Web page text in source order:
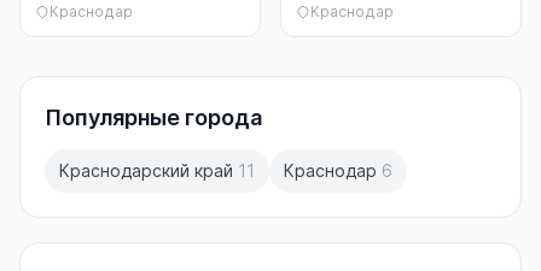
Краснодар
Краснодар
Популярные города
Краснодарский край 11 Краснодар 6